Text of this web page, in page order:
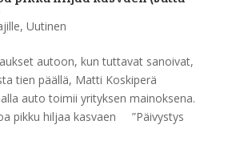
, Uutinen
autoon, kun tuttavat sanoivat,
tien päällä, Matti Koskiperä
auto toimii yrityksen mainoksena.
pikku hiljaa kasvaen ”Päivystys